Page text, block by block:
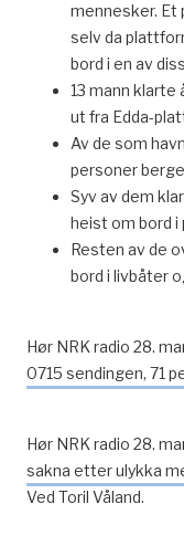
mennesker. Et
selv da
bord i en av
13 mann
ut fra Edda-
Av de som
personer
Syv av dem
heist om bord i
Resten av de
bord i livbåter
Hør NRK radio 28.
0715 sendingen, 71
Hør NRK radio 28.
sakna etter ulykka
Ved Toril Våland.